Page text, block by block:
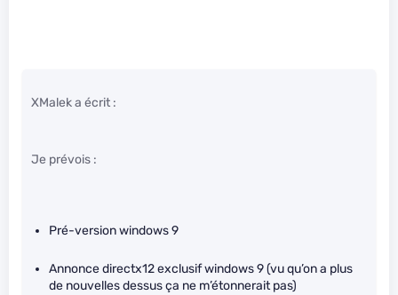
XMalek a écrit :
Je prévois :
Pré-version windows 9
Annonce directx12 exclusif windows 9 (vu qu’on a plus
de nouvelles dessus ça ne m’étonnerait pas)